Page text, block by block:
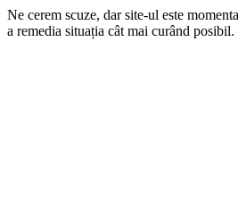
Ne cerem scuze, dar site-ul este
a remedia situația cât mai curând